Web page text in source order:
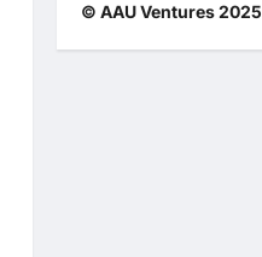
© AAU Ventures 2025